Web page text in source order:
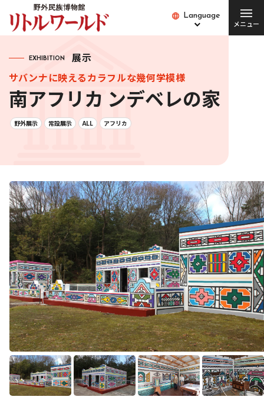
Language
メニュー
Language
開館時間･営業日 チケット･料金
アクセス
便利な設備・
団体の方
Q&A
展示
グルメ おみやげ
EXHIBITION
展示
サバンナに映えるカラフルな幾何学模様
南アフリカ ンデベレの家
野外展示 常設展示 ALL アフリカ